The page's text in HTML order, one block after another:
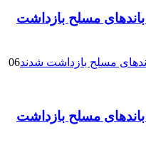
و ۴ عضو باند‌های مسلح بازداشت
06
و ۴ عضو باند‌های مسلح بازداشت